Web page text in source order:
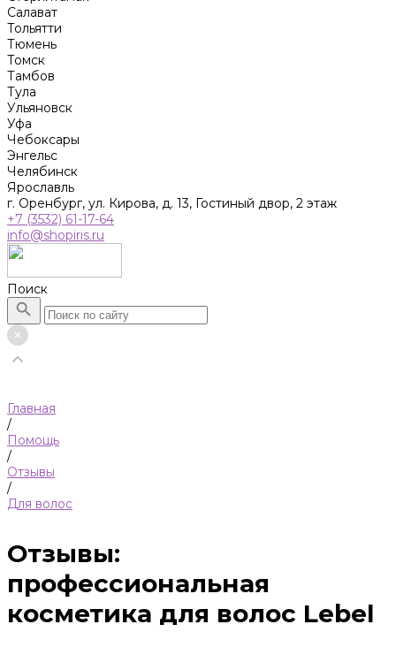
Салават
Тольятти
Тюмень
Томск
Тамбов
Тула
Ульяновск
Уфа
Чебоксары
Энгельс
Челябинск
Ярославль
г. Оренбург, ул. Кирова, д. 13, Гостиный двор, 2 этаж
+7 (3532) 61-17-64
info@shopiris.ru
Поиск
Главная
/
Помощь
/
Отзывы
/
Для волос
Отзывы:
профессиональная
косметика для волос Lebel